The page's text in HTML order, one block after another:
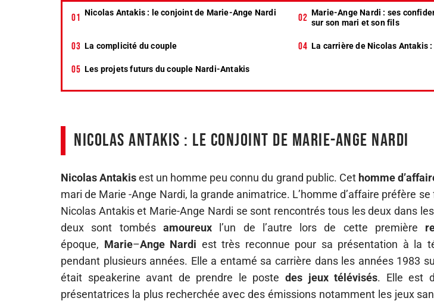
Nicolas Antakis : le conjoint de Marie-Ange Nardi
Marie-Ange Nardi : ses
sur son mari et son fils
La complicité du couple La carrière de Nicolas Antakis :
Les projets futurs du couple Nardi-Antakis
Nicolas Antakis : le conjoint de Marie-Ange Nardi
Nicolas Antakisest un homme peu connu du grand public. Cet homme
mari de Marie -Ange Nardi, la grande animatrice. L’homme d’affaire préfère
Nicolas Antakis et Marie-Ange Nardi se sont rencontrés tous les deux dans
deux sont tombés amoureuxl’un de l’autre lors de cette première
époque, Marie–Ange Nardi est très reconnue pour sa présentation à la
pendant plusieurs années. Elle a entamé sa carrière dans les années 1983
était speakerine avant de prendre le poste des jeux télévisés. Elle est
présentatrices la plus recherchée avec des émissions notamment les jeux